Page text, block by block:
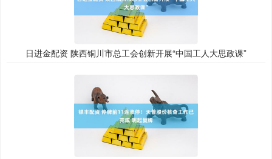
日进金配资 陕西铜川市总工会创新开展“中国工人大思政课”